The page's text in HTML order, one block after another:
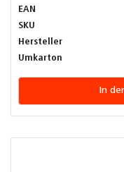
EAN
SKU
Hersteller
Umkarton
In